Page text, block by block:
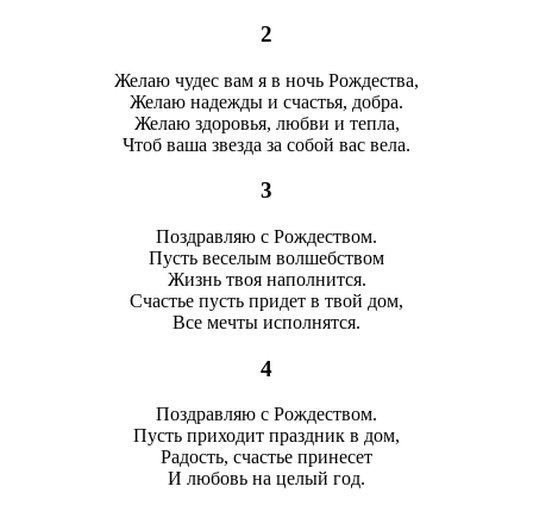
2
Желаю чудес вам я в ночь Рождества,
Желаю надежды и счастья, добра.
Желаю здоровья, любви и тепла,
Чтоб ваша звезда за собой вас вела.
3
Поздравляю с Рождеством.
Пусть веселым волшебством
Жизнь твоя наполнится.
Счастье пусть придет в твой дом,
Все мечты исполнятся.
4
Поздравляю с Рождеством.
Пусть приходит праздник в дом,
Радость, счастье принесет
И любовь на целый год.